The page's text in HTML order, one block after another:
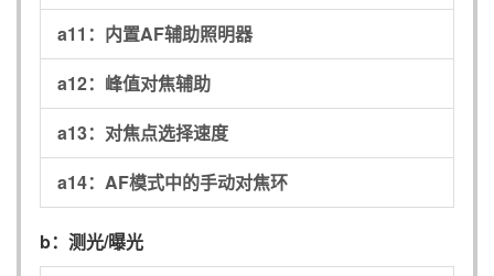
a11： 内置AF辅助照明器
a12： 峰值对焦辅助
a13： 对焦点选择速度
a14： AF模式中的手动对焦环
b： 测光/曝光